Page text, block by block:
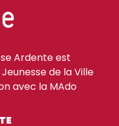
Ardente est
de la Ville
avec la MAdo